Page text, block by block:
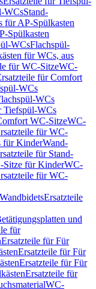
WCsStand-
für AP-Spülkasten
Spülkasten
WCsFlachspül-
für WCs, aus
für WC-SitzeWC-
für Comfort
WCs
WCs
Tiefspül-WCs
WC-SitzeWC-
für WC-
für KinderWand-
für Stand-
Sitze für KinderWC-
für WC-
WandbidetsErsatzteile
und
für
Ersatzteile für Für
Ersatzteile für Für
Ersatzteile für Für
Ersatzteile für
WC-